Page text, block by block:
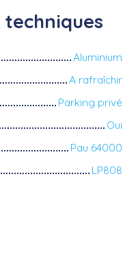
techniques
Aluminium
A rafraîchir
Parking privé
Oui
Pau 64000
LP808